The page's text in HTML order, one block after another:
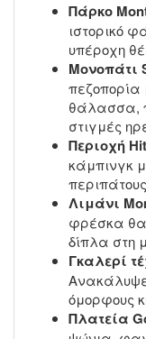
Πάρκο
ιστορικό
υπέροχη
Μονοπάτι
πεζοπορία
θάλασσα,
στιγμές
Περιοχή
κάμπινγκ
Λιμάνι
φρέσκα
δίπλα στη
Γκαλερί
όμορφους
Πλατεία